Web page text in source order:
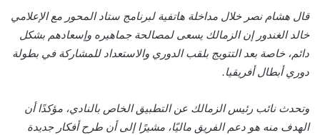
قال هشام نصر خلال مداخلة هاتفية لبرنامج ستاد المحور مع الإعلامي
خالد الغندور إن الزمالك يسعى لمصالحة جماهيره وإسعادهم بشكل
دائم، خاصة بعد التتويج بلقب الدوري والاستعداد للمشاركة في بطولة
دوري أبطال أفريقيا.
وتحدث نائب رئيس الزمالك عن التطبيق الخاص بالنادي، مؤكدًا أن
الهدف منه هو دعم الفريق ماليًا، مشيرًا إلى أن طرح أفكار جديدة